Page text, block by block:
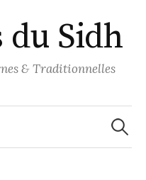
du Sidh
& Traditionnelles